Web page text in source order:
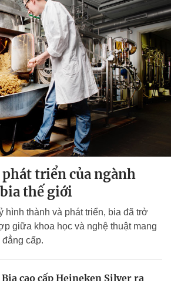
phát triển của ngành
thế giới
hình thành và phát triển, bia đã trở
giữa khoa học và nghệ thuật mang
cấp.
Bia cao cấp Heineken Silver ra